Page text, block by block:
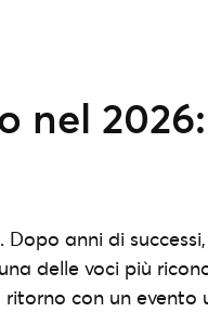
nel
anni di
delle voci più
con un evento